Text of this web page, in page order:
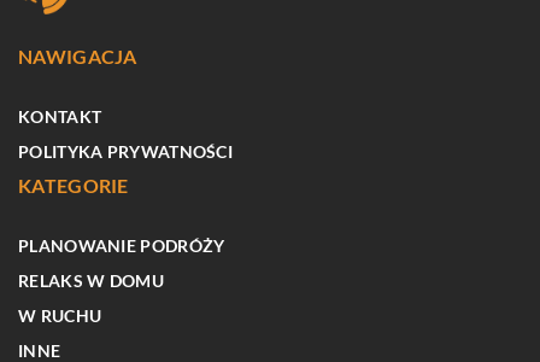
NAWIGACJA
KONTAKT
POLITYKA PRYWATNOŚCI
KATEGORIE
PLANOWANIE PODRÓŻY
RELAKS W DOMU
W RUCHU
INNE